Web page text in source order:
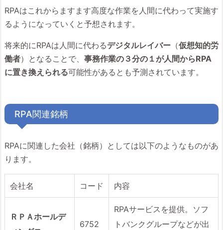
RPAはこれからますます高度な作業を人間に代わって実施す
るようになっていくと予想されます。
将来的にRPAは人間に代わるデジタルレイバー （仮想知的労
働者）となることで、 事務作業の３分の１が人間からRPA
に置き換えられる可能性があるとも予測されています。
RPA関連銘柄
RPAに関連した会社（銘柄）としては以下のようなものがあ
ります。
会社名 コード 内容
ＲＰＡホールデ
6752
RPAサービスを提供。ソフ
トバンクグループなどが出